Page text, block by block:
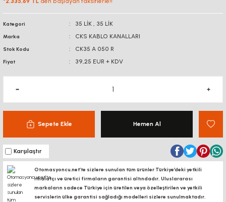
Kategori 35 LİK , 35 LİK
Marka CKS KABLO KANALLARI
Stok Kodu CK35 A 050 R
Fiyat 39,25 EUR + KDV
Sepete Ekle Hemen Al
Karşılaştır
Otomasyoncu.net’te sizlere sunulan tüm ürünler Türkiye’deki yetkili
ithalatçı ve üretici firmaların garantisi altındadır, Uluslararası
markaların sadece Türkiye için üretilen veya özelleştirilen ve yetkili
servislerin ülke garantisi sağladığı modelleri sizlere sunulmaktadır.